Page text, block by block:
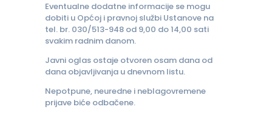
Eventualne dodatne informacije se mogu
dobiti u Općoj i pravnoj službi Ustanove na
tel. br. 030/513-948 od 9,00 do 14,00 sati
svakim radnim danom.
Javni oglas ostaje otvoren osam dana od
dana objavljivanja u dnevnom listu.
Nepotpune, neuredne i neblagovremene
prijave biće odbačene.